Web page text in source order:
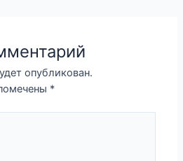
опубликован.
*